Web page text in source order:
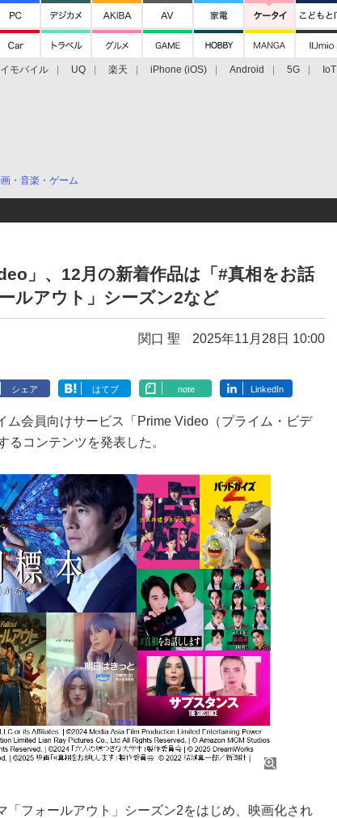
モバイル UQ 楽天 iPhone (iOS) Android 5G IoT
・音楽・ゲーム
」、12月の新着作品は「#真相をお話
ルアウト」シーズン2など
関口 聖 2025年11月28日 10:00
シェア はてブ note LinkedIn
ム会員向けサービス「Prime Video（プライム・ビデ
るコンテンツを発表した。
フォールアウト」シーズン2をはじめ、映画化され